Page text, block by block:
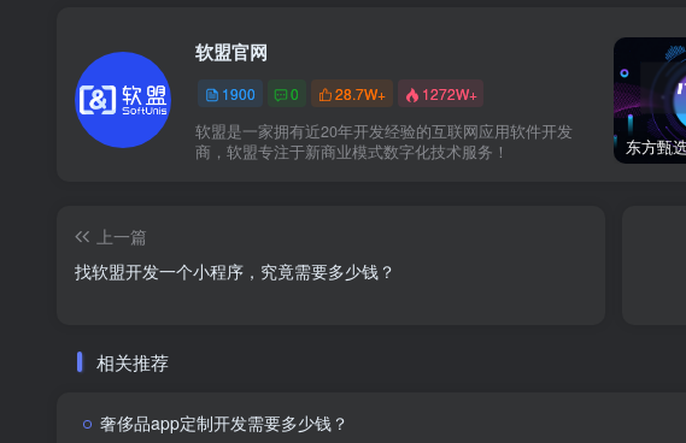
软盟官网
1900 0 28.7W+ 1272W+
软盟是一家拥有近20年开发经验的互联网应用软件开发
商，软盟专注于新商业模式数字化技术服务！
上一篇
找软盟开发一个小程序，究竟需要多少钱？
相关推荐
奢侈品app定制开发需要多少钱？